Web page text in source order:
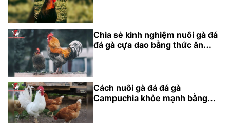
Chia sẻ kinh nghiệm nuôi gà đá
đá gà cựa dao bằng thức ăn
Cách nuôi gà đá đá gà
Campuchia khỏe mạnh bằng